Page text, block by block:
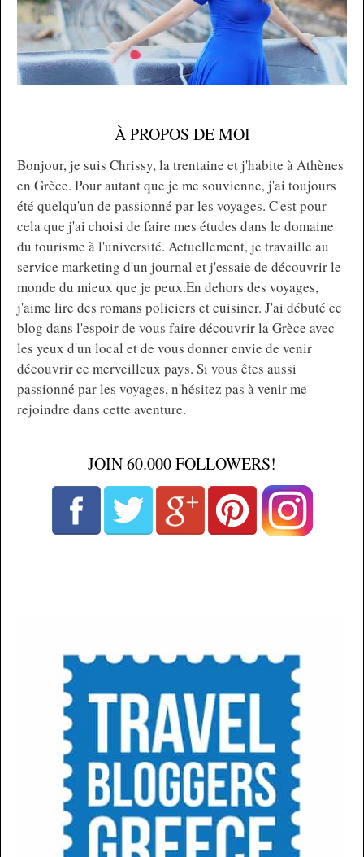
À PROPOS DE MOI
Bonjour, je suis Chrissy, la trentaine et j'habite à Athènes
en Grèce. Pour autant que je me souvienne, j'ai toujours
été quelqu'un de passionné par les voyages. C'est pour
cela que j'ai choisi de faire mes études dans le domaine
du tourisme à l'université. Actuellement, je travaille au
service marketing d'un journal et j'essaie de découvrir le
monde du mieux que je peux.En dehors des voyages,
j'aime lire des romans policiers et cuisiner. J'ai débuté ce
blog dans l'espoir de vous faire découvrir la Grèce avec
les yeux d'un local et de vous donner envie de venir
découvrir ce merveilleux pays. Si vous êtes aussi
passionné par les voyages, n'hésitez pas à venir me
rejoindre dans cette aventure.
JOIN 60.000 FOLLOWERS!